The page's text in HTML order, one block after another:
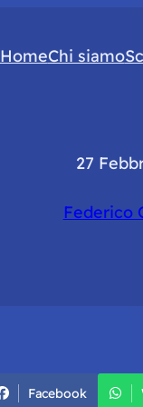
HomeChi siamo
27
Federico
Facebook